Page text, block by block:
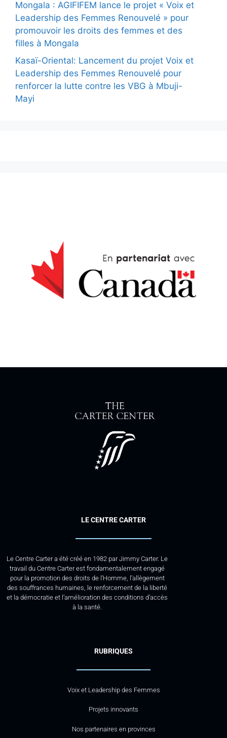
Mongala : AGIFIFEM lance le projet « Voix et
Leadership des Femmes Renouvelé » pour
promouvoir les droits des femmes et des
filles à Mongala
Kasaï-Oriental: Lancement du projet Voix et
Leadership des Femmes Renouvelé pour
renforcer la lutte contre les VBG à Mbuji-
Mayi
LE CENTRE CARTER
Le Centre Carter a été créé en 1982 par Jimmy Carter. Le
travail du Centre Carter est fondamentalement engagé
pour la promotion des droits de l’Homme, l’allègement
des souffrances humaines, le renforcement de la liberté
et la démocratie et l’amélioration des conditions d’accès
à la santé.
RUBRIQUES
Voix et Leadership des Femmes
Projets innovants
Nos partenaires en provinces